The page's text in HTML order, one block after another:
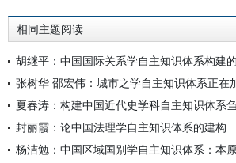
相同主题阅读
胡继平：中国国际关系学自主知识体系构建
张树华 邵宏伟：城市之学自主知识体系正在
夏春涛：构建中国近代史学科自主知识体系
封丽霞：论中国法理学自主知识体系的建构
杨洁勉：中国区域国别学自主知识体系：本